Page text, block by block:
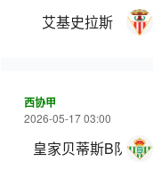
艾基史拉斯
西协甲
2026-05-17 03:00
皇家贝蒂斯B队